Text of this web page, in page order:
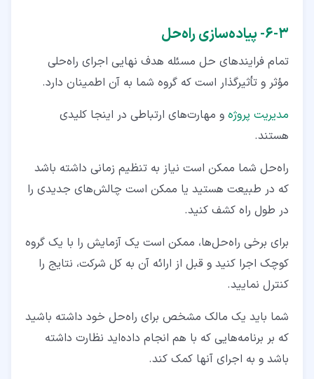
۳‏-‏۶‏- پیاده‌سازی راه‌حل
تمام فرایندهای حل مسئله هدف نهایی اجرای راه‌حلی
مؤثر و تأثیرگذار است که گروه شما به آن اطمینان دارد.
مدیریت پروژه و مهارت‌های ارتباطی در اینجا کلیدی
هستند.
راه‌حل شما ممکن است نیاز به تنظیم زمانی داشته باشد
که در طبیعت هستید یا ممکن است چالش‌های جدیدی را
در طول راه کشف کنید.
برای برخی راه‌حل‌ها، ممکن است یک آزمایش را با یک گروه
کوچک اجرا کنید و قبل از ارائه آن به کل شرکت، نتایج را
کنترل نمایید.
شما باید یک مالک مشخص برای راه‌حل خود داشته باشید
که بر برنامه‌هایی که با هم انجام داده‌اید نظارت داشته
باشد و به اجرای آنها کمک کند.